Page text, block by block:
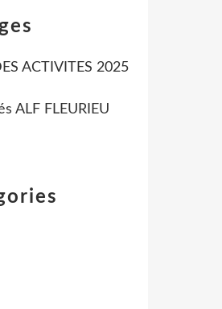
ACTIVITES 2025
ALF FLEURIEU